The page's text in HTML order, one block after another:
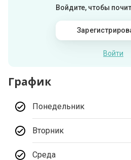
Войдите, чтобы
Войти
График
Понедельник
Вторник
Среда